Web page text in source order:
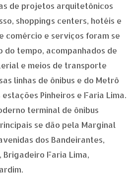
de projetos arquitetônicos
shoppings centers, hotéis e
comércio e serviços foram se
do tempo, acompanhados de
e meios de transporte
linhas de ônibus e do Metrô
Pinheiros e Faria Lima.
terminal de ônibus
se dão pela Marginal
dos Bandeirantes,
Brigadeiro Faria Lima,